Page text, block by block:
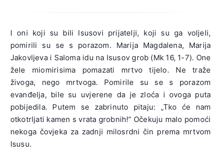
I oni koji su bili Isusovi prijatelji, koji su ga voljeli,
pomirili su se s porazom. Marija Magdalena, Marija
Jakovljeva i Saloma idu na Isusov grob (Mk 16, 1-7). One
žele miomirisima pomazati mrtvo tijelo. Ne traže
živoga, nego mrtvoga. Pomirile su se s porazom
evanđelja, bile su uvjerene da je zloća i ovoga puta
pobijedila. Putem se zabrinuto pitaju: „Tko će nam
otkotrljati kamen s vrata grobnih!“ Očekuju malo pomoći
nekoga čovjeka za zadnji milosrdni čin prema mrtvom
Isusu.